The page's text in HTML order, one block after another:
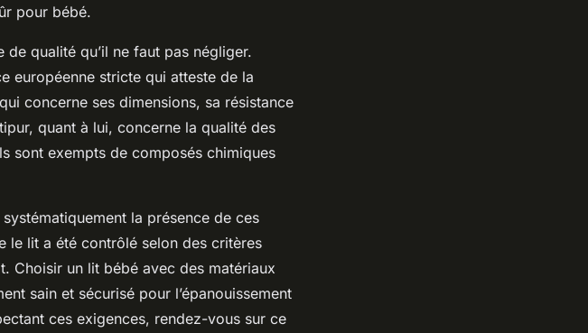
pour bébé.
qualité qu’il ne faut pas négliger.
européenne stricte qui atteste de la
concerne ses dimensions, sa résistance
quant à lui, concerne la qualité des
sont exempts de composés chimiques
la présence de ces
le lit a été contrôlé selon des critères
Choisir un lit bébé avec des matériaux
sain et sécurisé pour l’épanouissement
ces exigences, rendez-vous sur ce